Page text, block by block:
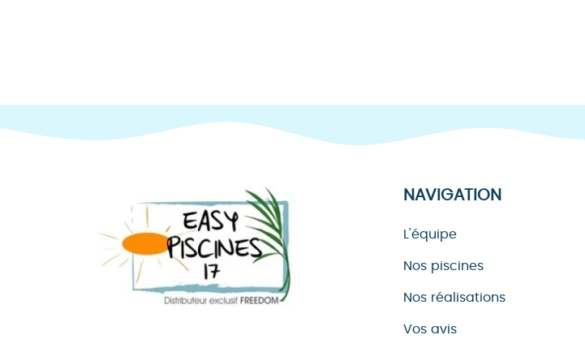
NAVIGATION
L'équipe
Nos piscines
Nos réalisations
Vos avis